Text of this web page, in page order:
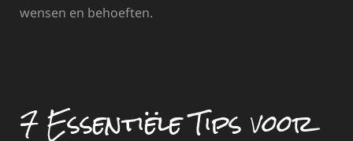
wensen en behoeften.
7 Essentiële Tips voor